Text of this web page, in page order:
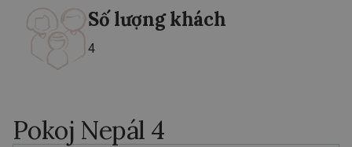
Số lượng khách
4
Pokoj Nepál 4